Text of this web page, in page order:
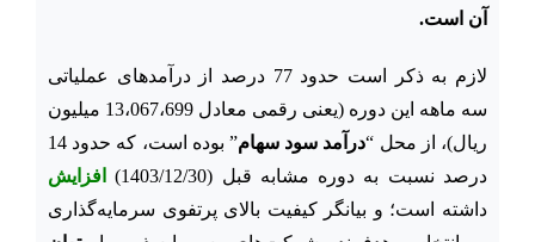
آن است.
لازم به ذکر است حدود 77 درصد از درآمدهای عملیاتی
سه ماهه این دوره (یعنی رقمی معادل 13،067،699 میلیون
ریال)، از محل “درآمد سود سهام
” بوده است، که حدود 14
درصد نسبت به دوره مشابه قبل (1403/12/30)
افزایش
داشته است؛ و بیانگر کیفیت بالای پرتفوی سرمایه‌گذاری